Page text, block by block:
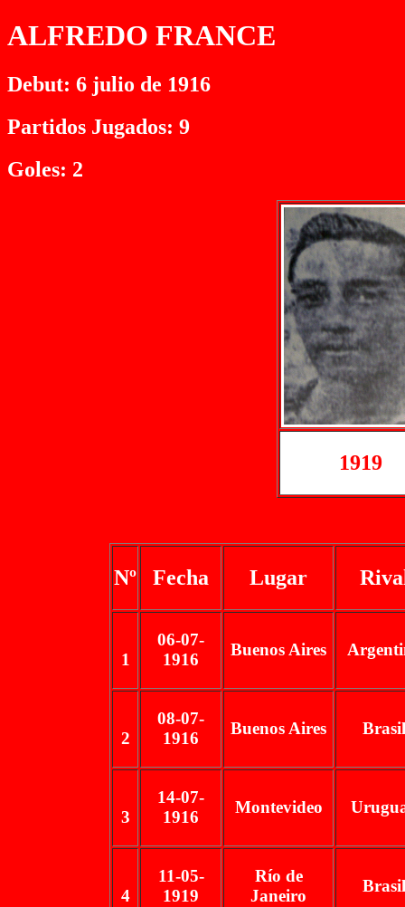
ALFREDO FRANCE
Debut: 6 julio de 1916
Partidos Jugados: 9
Goles: 2
1919
Nº Fecha Lugar
1
06-07-
1916
Buenos Aires
2
08-07-
1916
Buenos Aires Brasil
3
14-07-
1916
Montevideo
4
11-05-
1919
Río de
Janeiro
Brasil